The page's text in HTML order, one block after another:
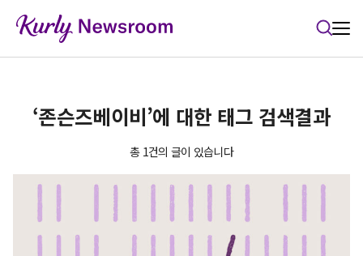
‘존슨즈베이비’에 대한 태그 검색결과
총 1건의 글이 있습니다